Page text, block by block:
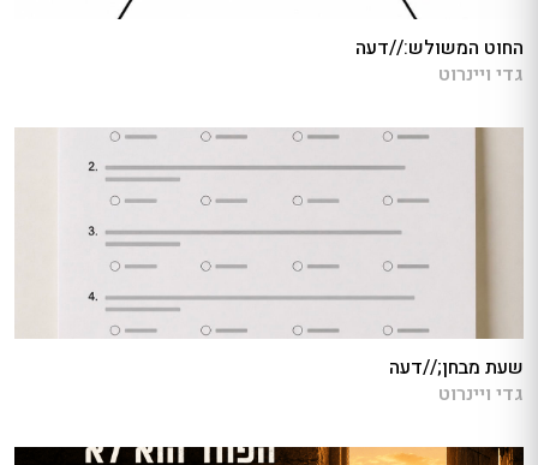
החוט המשולש://דעה
גדי ויינרוט
שעת מבחן;//דעה
גדי ויינרוט